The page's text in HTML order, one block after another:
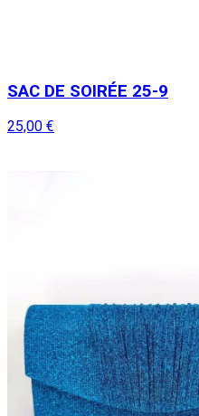
SAC DE SOIRÉE 25-9
25,00 €